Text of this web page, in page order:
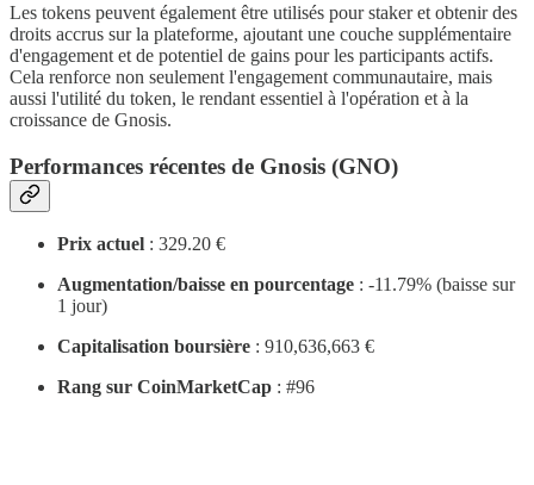
Les tokens peuvent également être utilisés pour staker et obtenir des
droits accrus sur la plateforme, ajoutant une couche supplémentaire
d'engagement et de potentiel de gains pour les participants actifs.
Cela renforce non seulement l'engagement communautaire, mais
aussi l'utilité du token, le rendant essentiel à l'opération et à la
croissance de Gnosis.
Performances récentes de Gnosis (GNO)
Prix actuel : 329.20 €
Augmentation/baisse en pourcentage : -11.79% (baisse sur
1 jour)
Capitalisation boursière : 910,636,663 €
Rang sur CoinMarketCap : #96